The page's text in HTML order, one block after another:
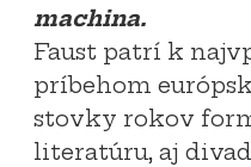
machina.
Faust patrí k
príbehom
stovky rokov
literatúru, aj